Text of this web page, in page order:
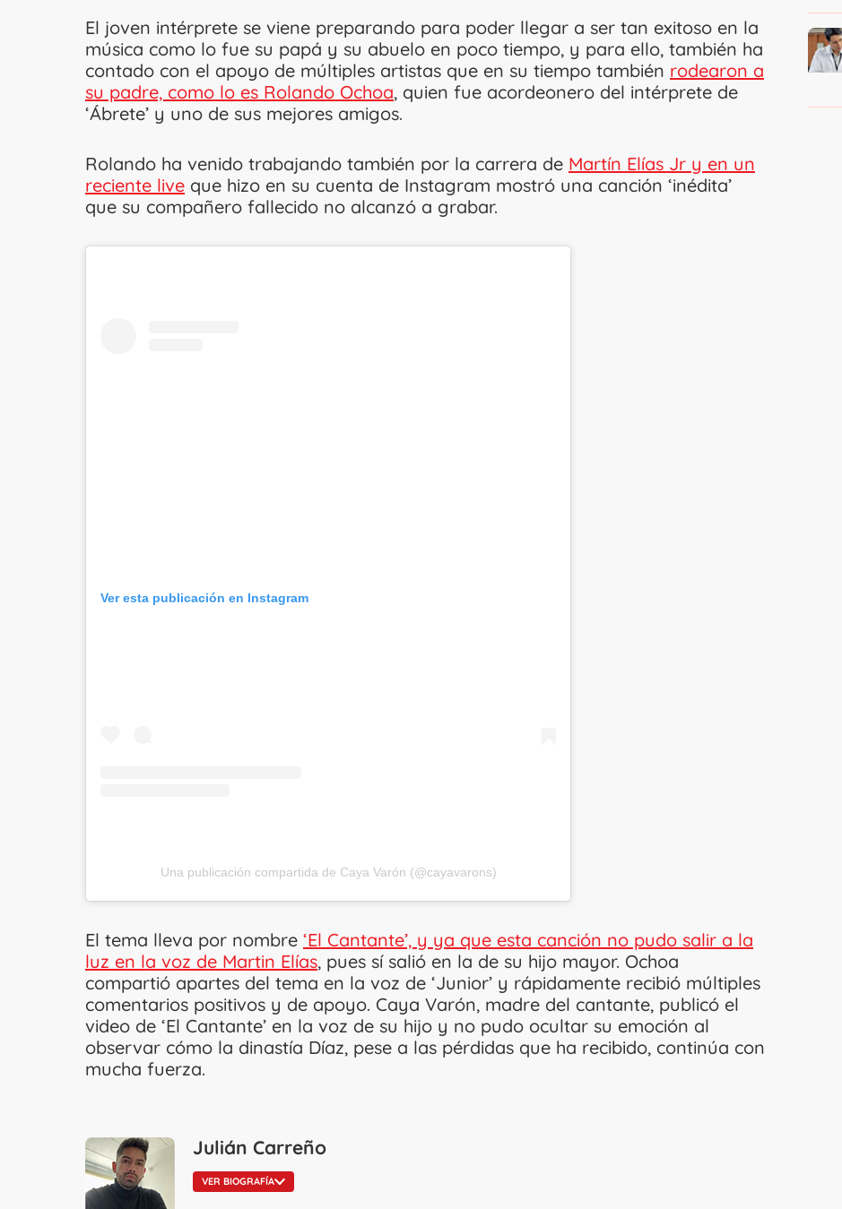
El joven intérprete se viene preparando para poder llegar a ser tan exitoso en la
música como lo fue su papá y su abuelo en poco tiempo, y para ello, también ha
contado con el apoyo de múltiples artistas que en su tiempo también rodearon a
su padre, como lo es Rolando Ochoa, quien fue acordeonero del intérprete de
‘Ábrete’ y uno de sus mejores amigos.
Rolando ha venido trabajando también por la carrera de Martín Elías Jr y en un
reciente live que hizo en su cuenta de Instagram mostró una canción ‘inédita’
que su compañero fallecido no alcanzó a grabar.
Ver esta publicación en Instagram
Una publicación compartida de Caya Varón (@cayavarons)
El tema lleva por nombre ‘El Cantante’, y ya que esta canción no pudo salir a la
luz en la voz de Martin Elías, pues sí salió en la de su hijo mayor. Ochoa
compartió apartes del tema en la voz de ‘Junior’ y rápidamente recibió múltiples
comentarios positivos y de apoyo. Caya Varón, madre del cantante, publicó el
video de ‘El Cantante’ en la voz de su hijo y no pudo ocultar su emoción al
observar cómo la dinastía Díaz, pese a las pérdidas que ha recibido, continúa con
mucha fuerza.
Julián Carreño
VER BIOGRAFÍA